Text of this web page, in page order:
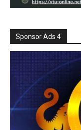
Sponsor Ads 4